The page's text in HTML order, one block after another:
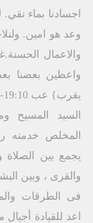
اجسادنا بماء
وعد هو امين.
والاعمال
واعظين بعضنا
يقرب} عب 19:10-25.
السيد المسيح
المخلص خدمته
يجمع بين
والقرى ، وبين
فى الطرقات
اعد للقيادة